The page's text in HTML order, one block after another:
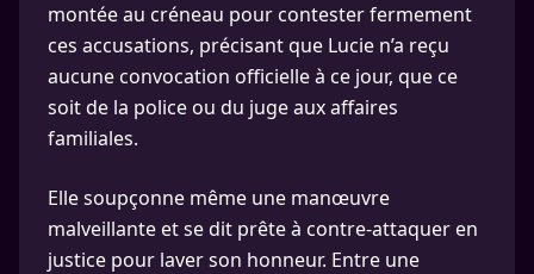
montée au créneau pour contester fermement
ces accusations, précisant que Lucie n’a reçu
aucune convocation officielle à ce jour, que ce
soit de la police ou du juge aux affaires
familiales.
Elle soupçonne même une manœuvre
malveillante et se dit prête à contre-attaquer en
justice pour laver son honneur. Entre une